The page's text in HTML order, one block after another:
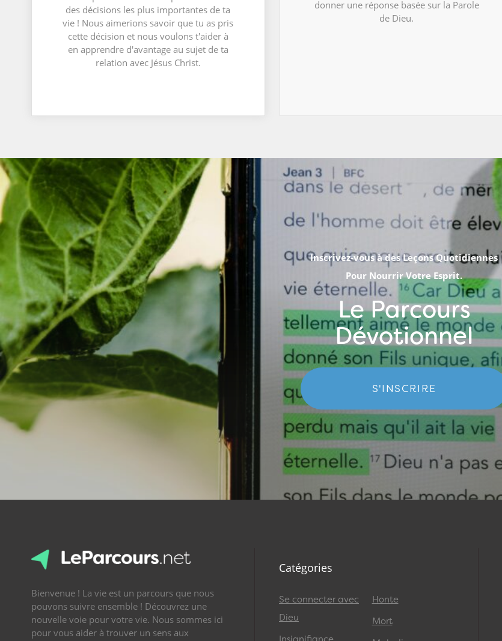
des décisions les plus importantes de ta
vie ! Nous aimerions savoir que tu as pris
cette décision et nous voulons t'aider à
en apprendre d'avantage au sujet de ta
relation avec Jésus Christ.
donner une réponse basée sur la Parole
de Dieu.
Inscrivez-vous à des Leçons Quotidiennes
Pour Nourrir Votre Esprit.
Le Parcours
Dévotionnel
S'INSCRIRE
Bienvenue ! La vie est un parcours que nous
pouvons suivre ensemble ! Découvrez une
nouvelle voie pour votre vie. Nous sommes ici
pour vous aider à trouver un sens aux
Catégories
Se connecter avec
Dieu
Honte
Mort